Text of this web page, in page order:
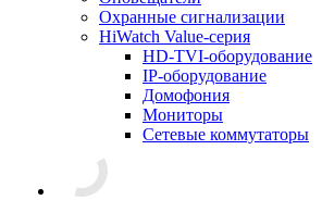
Охранные сигнализации
HiWatch Value-серия
HD-TVI-оборудование
IP-оборудование
Домофония
Мониторы
Сетевые коммутаторы